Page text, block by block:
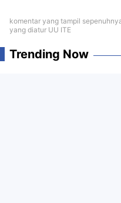
komentar yang tampil
yang diatur UU ITE
Trending Now